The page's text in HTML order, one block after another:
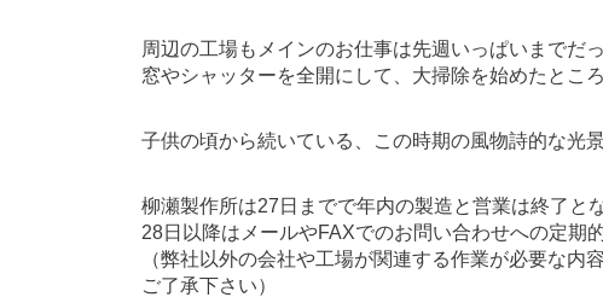
周辺の工場もメインのお仕事は先週いっぱいまでだ
窓やシャッターを全開にして、大掃除を始めたとこ
子供の頃から続いている、この時期の風物詩的な光景
柳瀬製作所は27日までで年内の製造と営業は終了と
28日以降はメールやFAXでのお問い合わせへの定期
（弊社以外の会社や工場が関連する作業が必要な
ご了承下さい）